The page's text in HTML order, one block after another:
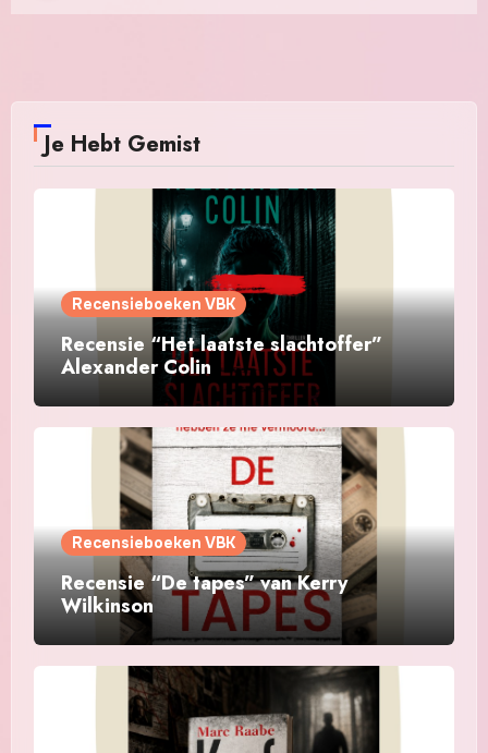
Je Hebt Gemist
Recensieboeken VBK
Recensie “Het laatste slachtoffer”
Alexander Colin
Recensieboeken VBK
Recensie “De tapes” van Kerry
Wilkinson